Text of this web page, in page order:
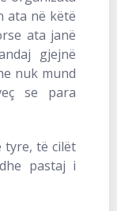
ata në këtë
ata janë
gjejnë
nuk mund
se para
tyre, të cilët
pastaj i